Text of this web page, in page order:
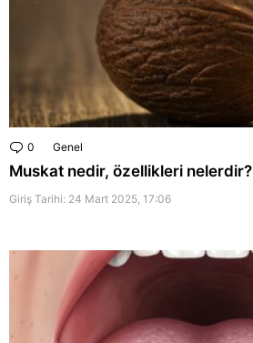
0 Comments
Genel
Muskat nedir, özellikleri nelerdir?
Giriş Tarihi: 24 Mart 2025, 17:06